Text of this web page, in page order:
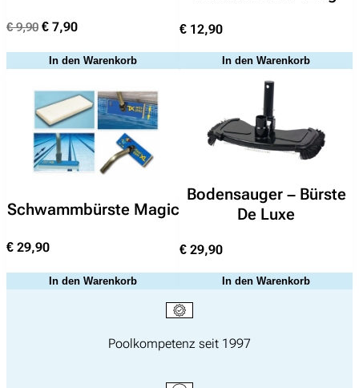
€9,90 Ursprünglicher
war:
€ 7,90Aktueller
ist:
In den Warenkorb
€ 12,90
In den Warenkorb
Schwammbürste Magic
€ 29,90
In den Warenkorb
Bodensauger – Bürste
De Luxe
€ 29,90
In den Warenkorb
Poolkompetenz seit 1997
nach: